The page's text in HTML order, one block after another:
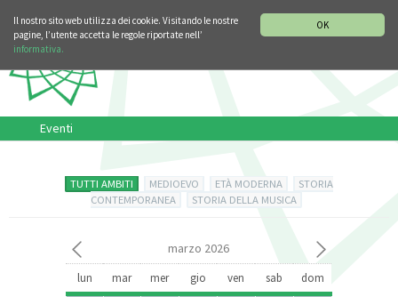
OK
Il nostro sito web utilizza dei cookie. Visitando le nostre
pagine, l’utente accetta le regole riportate nell’
informativa.
Eventi
TUTTI AMBITI MEDIOEVO ETÀ MODERNA
STORIA
CONTEMPORANEA
STORIA DELLA MUSICA
marzo 2026
lun mar mer gio ven sab dom